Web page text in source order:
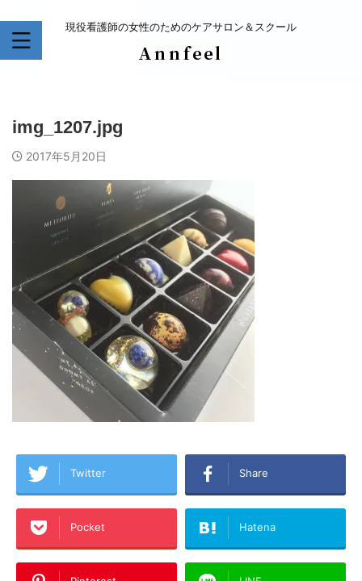
現役看護師の女性のためのケアサロン＆スクール
img_1207.jpg
2017年5月20日
Twitter Share
Pocket Hatena